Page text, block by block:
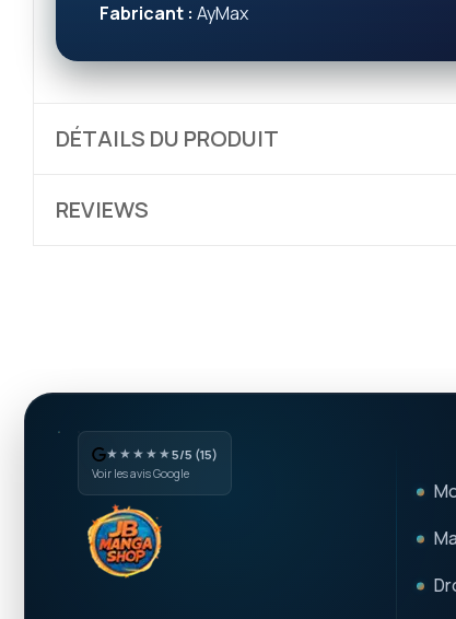
Fabricant : AyMax
DÉTAILS DU PRODUIT
REVIEWS
★★★★★5/5 (15)
Voir les avis Google